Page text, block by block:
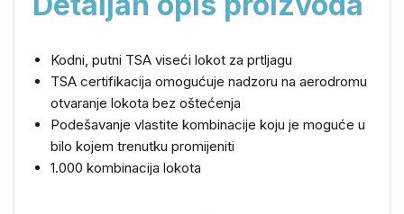
Kodni, putni TSA viseći lokot za prtljagu
TSA certifikacija omogućuje nadzoru na aerodromu
otvaranje lokota bez oštećenja
Podešavanje vlastite kombinacije koju je moguće u
bilo kojem trenutku promijeniti
1.000 kombinacija lokota